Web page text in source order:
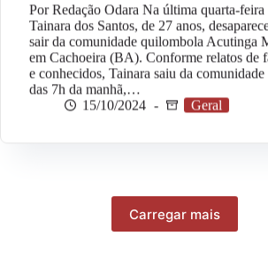
Por Redação Odara Na última quarta-feira
Tainara dos Santos, de 27 anos,
sair da comunidade quilombola Acutinga
em Cachoeira (BA). Conforme relatos de
e conhecidos, Tainara saiu da
das 7h da manhã,…
15/10/2024
Geral
Carregar mais